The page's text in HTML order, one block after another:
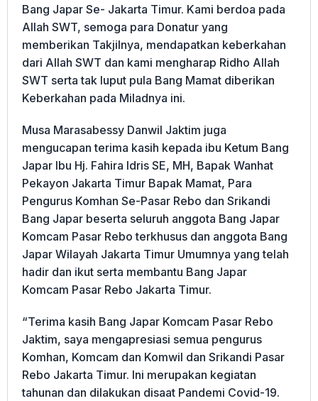
Bang Japar Se- Jakarta Timur. Kami berdoa pada
Allah SWT, semoga para Donatur yang
memberikan Takjilnya, mendapatkan keberkahan
dari Allah SWT dan kami mengharap Ridho Allah
SWT serta tak luput pula Bang Mamat diberikan
Keberkahan pada Miladnya ini.
Musa Marasabessy Danwil Jaktim juga
mengucapan terima kasih kepada ibu Ketum Bang
Japar Ibu Hj. Fahira Idris SE, MH, Bapak Wanhat
Pekayon Jakarta Timur Bapak Mamat, Para
Pengurus Komhan Se-Pasar Rebo dan Srikandi
Bang Japar beserta seluruh anggota Bang Japar
Komcam Pasar Rebo terkhusus dan anggota Bang
Japar Wilayah Jakarta Timur Umumnya yang telah
hadir dan ikut serta membantu Bang Japar
Komcam Pasar Rebo Jakarta Timur.
“Terima kasih Bang Japar Komcam Pasar Rebo
Jaktim, saya mengapresiasi semua pengurus
Komhan, Komcam dan Komwil dan Srikandi Pasar
Rebo Jakarta Timur. Ini merupakan kegiatan
tahunan dan dilakukan disaat Pandemi Covid-19.